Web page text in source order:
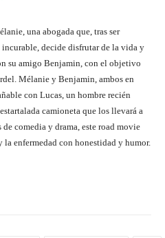
una abogada que, tras ser
decide disfrutar de la vida y
su amigo Benjamin, con el objetivo
Mélanie y Benjamin, ambos en
con Lucas, un hombre recién
camioneta que los llevará a
comedia y drama, este road movie
la enfermedad con honestidad y humor.